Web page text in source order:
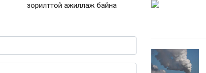
зорилттой ажиллаж байна